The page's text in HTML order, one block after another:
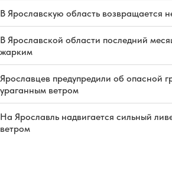
В Ярославскую область возвращается
В Ярославской области последний
жарким
Ярославцев предупредили об опасной
ураганным ветром
На Ярославль надвигается сильный
ветром